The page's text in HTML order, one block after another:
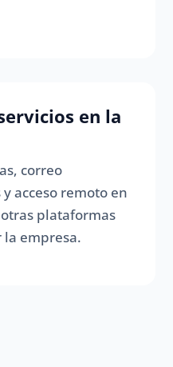
en la
correo
acceso remoto en
plataformas
empresa.